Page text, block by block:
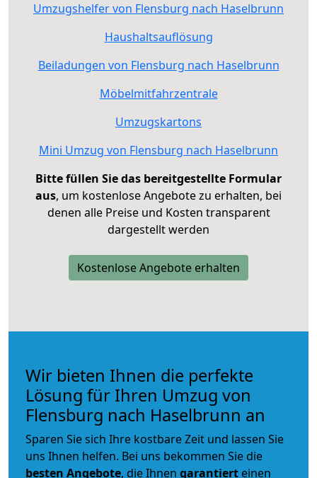
Umzugshelfer von Flensburg nach Haselbrunn
Haushaltsauflösung
Beiladungen von Flensburg nach Haselbrunn
Möbelmitfahrzentrale
Umzugskartons
Mini Umzug von Flensburg nach Haselbrunn
Bitte füllen Sie das bereitgestellte Formular
aus, um kostenlose Angebote zu erhalten, bei
denen alle Preise und Kosten transparent
dargestellt werden
Kostenlose Angebote erhalten
Wir bieten Ihnen die perfekte
Lösung für Ihren Umzug von
Flensburg nach Haselbrunn an
Sparen Sie sich Ihre kostbare Zeit und lassen Sie
uns Ihnen helfen. Bei uns bekommen Sie die
besten Angebote, die Ihnen garantiert einen